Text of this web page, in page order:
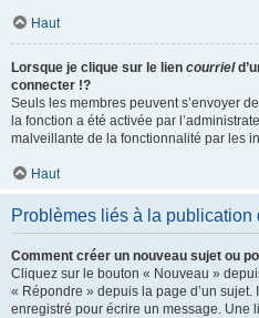
Haut
Lorsque je clique sur le lien courriel
connecter !?
Seuls les membres peuvent s’envoyer
la fonction a été activée par
malveillante de la fonctionnalité par les
Haut
Problèmes liés à la publication
Comment créer un nouveau sujet ou
Cliquez sur le bouton « Nouveau »
« Répondre » depuis la page d’un sujet.
enregistré pour écrire un message. Une